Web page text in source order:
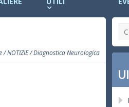
/NOTIZIE/ Diagnostica Neurologica